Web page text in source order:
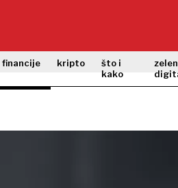
financije kripto
što i
kako